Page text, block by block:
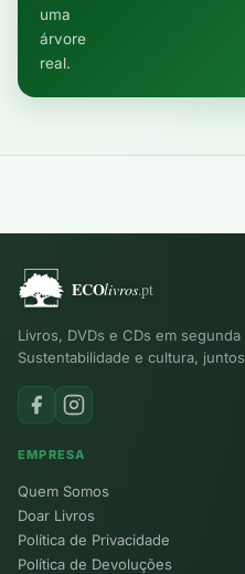
uma
árvore
real.
Livros, DVDs e CDs em segunda
Sustentabilidade e cultura,
EMPRESA
Quem Somos
Doar Livros
Política de Privacidade
Política de Devoluções